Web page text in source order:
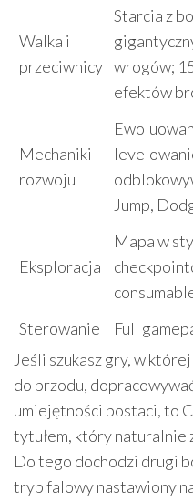
Walka i
przeciwnicy
Starcia z
wrogów;
efektów
Mechaniki
rozwoju
Jump,
Eksploracja
Mapa w
Sterowanie
Full
Jeśli szukasz gry, w
do przodu,
umiejętności postaci, to
tytułem, który naturalnie
Do tego dochodzi drugi
tryb falowy nastawiony